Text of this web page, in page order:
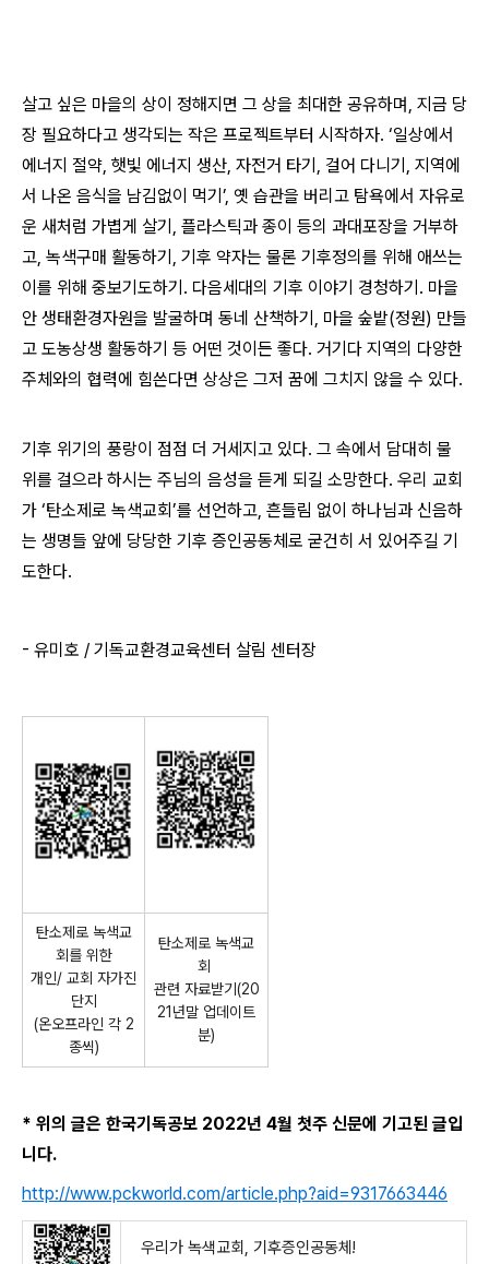
살고 싶은 마을의 상이 정해지면 그 상을 최대한 공유하며, 지금 당
장 필요하다고 생각되는 작은 프로젝트부터 시작하자. ‘일상에서
에너지 절약, 햇빛 에너지 생산, 자전거 타기, 걸어 다니기, 지역에
서 나온 음식을 남김없이 먹기’, 옛 습관을 버리고 탐욕에서 자유로
운 새처럼 가볍게 살기, 플라스틱과 종이 등의 과대포장을 거부하
고, 녹색구매 활동하기, 기후 약자는 물론 기후정의를 위해 애쓰는
이를 위해 중보기도하기. 다음세대의 기후 이야기 경청하기. 마을
안 생태환경자원을 발굴하며 동네 산책하기, 마을 숲밭(정원) 만들
고 도농상생 활동하기 등 어떤 것이든 좋다. 거기다 지역의 다양한
주체와의 협력에 힘쓴다면 상상은 그저 꿈에 그치지 않을 수 있다.
기후 위기의 풍랑이 점점 더 거세지고 있다. 그 속에서 담대히 물
위를 걸으라 하시는 주님의 음성을 듣게 되길 소망한다. 우리 교회
가 ‘탄소제로 녹색교회’를 선언하고, 흔들림 없이 하나님과 신음하
는 생명들 앞에 당당한 기후 증인공동체로 굳건히 서 있어주길 기
도한다.
- 유미호 / 기독교환경교육센터 살림 센터장
탄소제로 녹색교
회를 위한
개인/ 교회 자가진
단지
(온오프라인 각 2
종씩)
탄소제로 녹색교
회
관련 자료받기(20
21년말 업데이트
분)
* 위의 글은 한국기독공보 2022년 4월 첫주 신문에 기고된 글입
니다.
http://www.pckworld.com/article.php?aid=9317663446
우리가 녹색교회, 기후증인공동체!